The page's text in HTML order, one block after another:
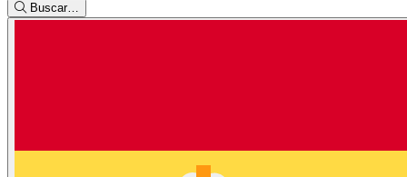
Buscar…